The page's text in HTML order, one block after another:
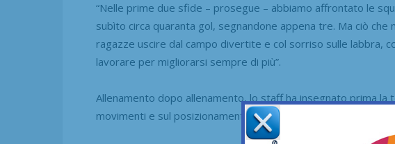
“Nelle prime due sfide – prosegue – abbiamo affrontato le
subìto circa quaranta gol, segnandone appena tre. Ma ciò
ragazze uscire dal campo divertite e col sorriso sulle labbra,
lavorare per migliorarsi sempre di più”.
Allenamento dopo allenamento, lo staff ha insegnato prima la
movimenti e sul posizionamento nella fase di non possesso.